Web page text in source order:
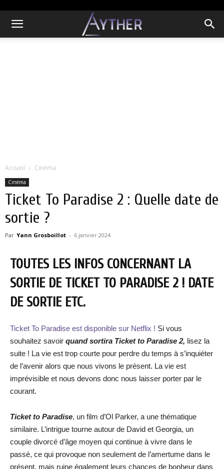
Accueil Cinéma
Cinéma
Ticket To Paradise 2 : Quelle date de
sortie ?
Par Yann Grosboillot - 6 janvier 2024
TOUTES LES INFOS CONCERNANT LA
SORTIE DE TICKET TO PARADISE 2 ! DATE
DE SORTIE ETC.
Ticket To Paradise est disponible sur Netflix ! Si vous
souhaitez savoir quand sortira Ticket to Paradise 2, lisez la
suite ! La vie est trop courte pour perdre du temps à s’inquiéter
de l’avenir alors que nous vivons le présent. La vie est
imprévisible et nous devons donc nous laisser porter par le
courant.
Ticket to Paradise, un film d’Ol Parker, a une thématique
similaire. L’intrigue tourne autour de David et Georgia, un
couple divorcé d’âge moyen qui continue à vivre dans le
passé, ce qui provoque non seulement de l’amertume dans le
présent, mais ruine également leurs chances de bonheur dans